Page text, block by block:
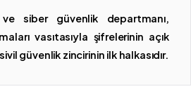
siber güvenlik departmanı,
vasıtasıyla şifrelerinin açık
güvenlik zincirinin ilk halkasıdır.